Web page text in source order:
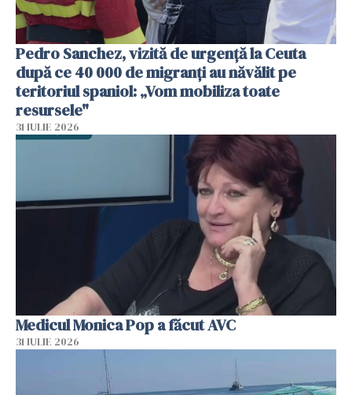
Pedro Sanchez, vizită de urgență la Ceuta
după ce 40 000 de migranți au năvălit pe
teritoriul spaniol: „Vom mobiliza toate
resursele"
31 IULIE 2026
Medicul Monica Pop a făcut AVC
31 IULIE 2026